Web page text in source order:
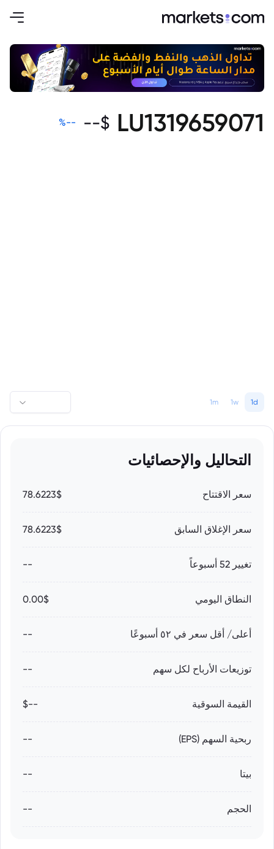
LU1319659071
$
--
--
%
1d
1w
1m
التحاليل والإحصائيات
سعر الاقتتاح 78.6223$
سعر الإغلاق السابق 78.6223$
تغيير 52 أسبوعاً --
النطاق اليومي 0.00$
أعلى/ أقل سعر في ٥٢ أسبوعًا --
توزيعات الأرباح لكل سهم --
القيمة السوقية --$
ربحية السهم (EPS) --
بيتا --
الحجم --